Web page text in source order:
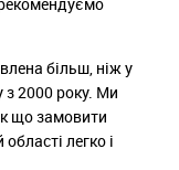
більш, ніж у
з 2000 року. Ми
що замовити
легко і